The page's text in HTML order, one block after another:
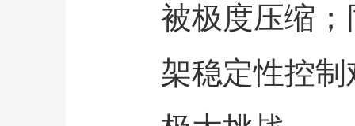
被极度压缩
架稳定性控